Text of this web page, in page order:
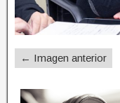
← Imagen anterior